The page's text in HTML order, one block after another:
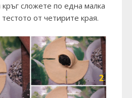
сложете по една малка
от четирите края.